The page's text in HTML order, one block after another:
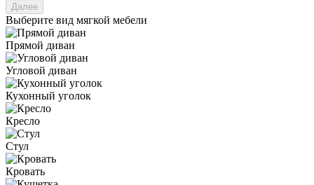
Далее
Выберите вид мягкой мебели
Прямой диван
Угловой диван
Кухонный уголок
Кресло
Стул
Кровать